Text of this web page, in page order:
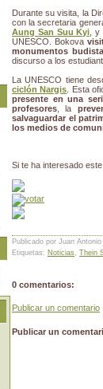
Durante su visita, la
con la secretaria
Aung San Suu Kyi ,
UNESCO. Bokova
monumentos
discurso a los
La UNESCO tiene
ciclón Nargis . Esta
presente en una
profesores , la
salvaguardar el
los medios de
Si te ha interesado
Publicado por Juan
Etiquetas: Noticias, Thein
0 comentarios:
Publicar un comentario
Publicar un